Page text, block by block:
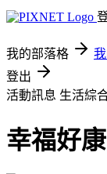
我的部落格
登出
活動訊息 生活綜
幸福好